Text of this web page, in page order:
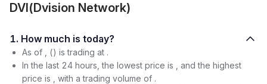
DVI(Dvision Network)
1. How much is today?
As of , () is trading at .
In the last 24 hours, the lowest price is , and the highest
price is , with a trading volume of .